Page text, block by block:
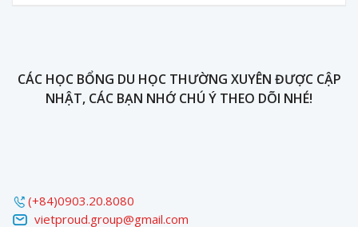
CÁC HỌC BỔNG DU HỌC THƯỜNG XUYÊN ĐƯỢC CẬP
NHẬT, CÁC BẠN NHỚ CHÚ Ý THEO DÕI NHÉ!
(+84)0903.20.8080
vietproud.group@gmail.com